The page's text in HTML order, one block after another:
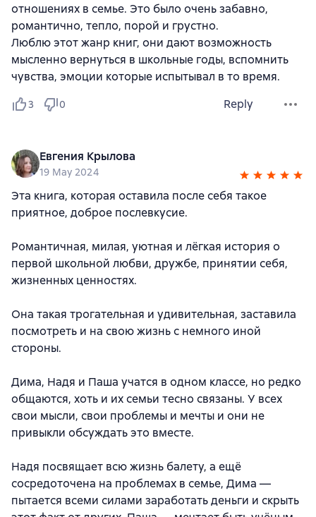
отношениях в семье. Это было очень забавно,
романтично, тепло, порой и грустно.
Люблю этот жанр книг, они дают возможность
мысленно вернуться в школьные годы, вспомнить
чувства, эмоции которые испытывал в то время.
3 0 Reply
Евгения Крылова
19 May 2024
Эта книга, которая оставила после себя такое
приятное, доброе послевкусие.
Романтичная, милая, уютная и лёгкая история о
первой школьной любви, дружбе, принятии себя,
жизненных ценностях.
Она такая трогательная и удивительная, заставила
посмотреть и на свою жизнь с немного иной
стороны.
Дима, Надя и Паша учатся в одном классе, но редко
общаются, хоть и их семьи тесно связаны. У всех
свои мысли, свои проблемы и мечты и они не
привыкли обсуждать это вместе.
Надя посвящает всю жизнь балету, а ещё
сосредоточена на проблемах в семье, Дима —
пытается всеми силами заработать деньги и скрыть